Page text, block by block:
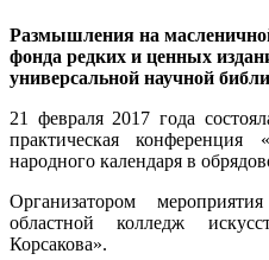
Размышления на
фонда редких и ценных
универсальной научной
21 февраля 2017 года
практическая конференция
народного календаря в
Организатором
областной колледж
Корсакова».